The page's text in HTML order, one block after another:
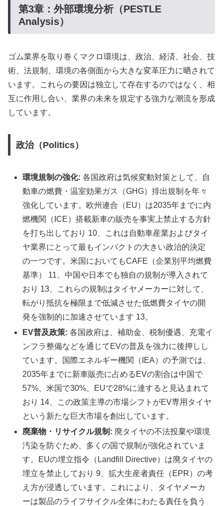
第3章：外部環境分析（PESTLE
Analysis）
ゴム業界を取り巻くマクロ環境は、政治、経済、社会、技
術、法規制、環境の各側面から大きな変革圧力に晒されて
います。これらの要因は独立して存在するのではなく、相
互に作用し合い、業界の未来を規定する強力な潮流を形成
しています。
政治（Politics）
環境規制の強化: 各国政府は気候変動対策として、自
動車の燃費・温室効果ガス（GHG）排出規制を年々
強化しています。欧州連合（EU）は2035年までに内
燃機関（ICE）搭載新車の販売を事実上禁止する方針
を打ち出しており 10、これは自動車産業およびタイ
ヤ業界にとって最もインパクトの大きい政治的決定
の一つです。米国においてもCAFE（企業別平均燃費
基準） 11、中国や日本でも独自の規制が導入されて
おり 13、これらの規制はタイヤメーカーに対して、
転がり抵抗を極限まで低減させた低燃費タイヤの開
発を強制的に加速させています 13。
EV普及政策: 各国政府は、補助金、税制優遇、充電イ
ンフラ整備などを通じてEVの普及を強力に後押しし
ています。国際エネルギー機関（IEA）の予測では、
2035年までに新車販売に占めるEVの割合は中国で
57%、米国で30%、EUで28%に達すると見込まれて
おり 14、この政策主導の市場シフトがEV専用タイヤ
という新たな巨大市場を創出しています。
廃棄物・リサイクル規制: 廃タイヤの不法投棄や環境
汚染を防ぐため、多くの国で規制が強化されていま
す。EUの埋立指令（Landfill Directive）は廃タイヤの
埋立を禁止しており 9、拡大生産者責任（EPR）の考
え方が浸透しています。これにより、タイヤメーカ
ーは製品のライフサイクル全体にわたる責任を負う